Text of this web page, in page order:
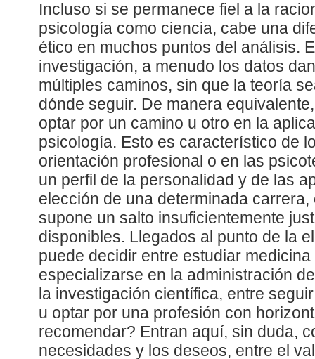
Incluso si se permanece fiel a la
psicología como ciencia, cabe una
ético en muchos puntos del análisis.
investigación, a menudo los datos
múltiples caminos, sin que la teoría
dónde seguir. De manera
optar por un camino u otro en la
psicología. Esto es característico de
orientación profesional o en las
un perfil de la personalidad y de las
elección de una determinada
supone un salto insuficientemente
disponibles. Llegados al punto de la
puede decidir entre estudiar
especializarse en la administración
la investigación científica, entre
u optar por una profesión con
recomendar? Entran aquí, sin duda,
necesidades y los deseos, entre el